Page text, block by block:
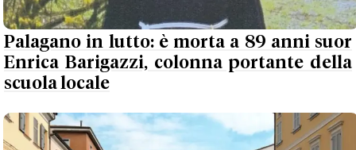
Palagano in lutto: è morta a 89 anni suor
Enrica Barigazzi, colonna portante della
scuola locale